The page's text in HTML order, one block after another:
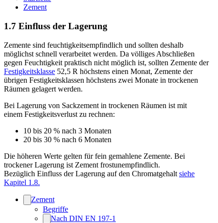
Zement
1.7 Einfluss der Lagerung
Zemente sind feuchtigkeitsempfindlich und sollten deshalb
möglichst schnell verarbeitet werden. Da völliges Abschließen
gegen Feuchtigkeit praktisch nicht möglich ist, sollten Zemente der
Festigkeitsklasse 52,5 R höchstens einen Monat, Zemente der
übrigen Festigkeitsklassen höchstens zwei Monate in trockenen
Räumen gelagert werden.
Bei Lagerung von Sackzement in trockenen Räumen ist mit
einem Festigkeitsverlust zu rechnen:
10 bis 20 % nach 3 Monaten
20 bis 30 % nach 6 Monaten
Die höheren Werte gelten für fein gemahlene Zemente. Bei
trockener Lagerung ist Zement frostunempfindlich.
Bezüglich Einfluss der Lagerung auf den Chromatgehalt siehe
Kapitel 1.8.
Zement
Begriffe
Nach DIN EN 197-1